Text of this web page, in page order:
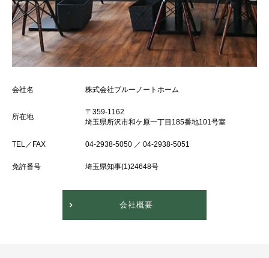
会社名 株式会社ブルーノートホーム
所在地
〒359-1162
埼玉県所沢市和ケ原一丁目185番地101号室
TEL／FAX 04-2938-5050 ／ 04-2938-5051
免許番号 埼玉県知事(1)24648号
会社概要